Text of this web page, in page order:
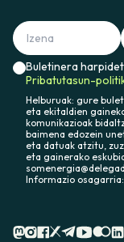
Buletinera
Pribatutasun-
Helburuak: gure
eta ekitaldien
komunikazioak
baimena edozein
eta datuak atzitu,
eta gainerako
Informazio osagarria: